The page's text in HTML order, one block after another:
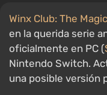
Winx Club: The
en la querida serie
oficialmente en PC (
Nintendo Switch.
una posible versión